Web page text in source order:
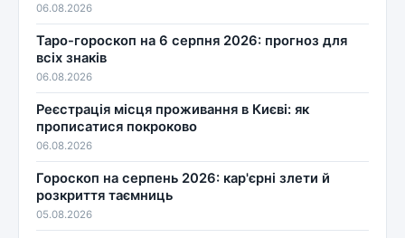
06.08.2026
Таро-гороскоп на 6 серпня 2026: прогноз для
всіх знаків
06.08.2026
Реєстрація місця проживання в Києві: як
прописатися покроково
06.08.2026
Гороскоп на серпень 2026: кар'єрні злети й
розкриття таємниць
05.08.2026